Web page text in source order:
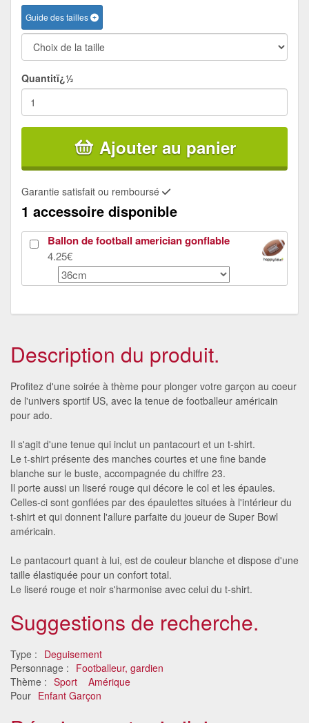
Guide des tailles
Quantitï¿½
Ajouter au panier
Garantie satisfait ou remboursé
1 accessoire disponible
Ballon de football americian gonflable
4.25€
Description du produit.
Profitez d'une soirée à thème pour plonger votre garçon au coeur
de l'univers sportif US, avec la tenue de footballeur américain
pour ado.
Il s'agit d'une tenue qui inclut un pantacourt et un t-shirt.
Le t-shirt présente des manches courtes et une fine bande
blanche sur le buste, accompagnée du chiffre 23.
Il porte aussi un liseré rouge qui décore le col et les épaules.
Celles-ci sont gonflées par des épaulettes situées à l'intérieur du
t-shirt et qui donnent l'allure parfaite du joueur de Super Bowl
américain.
Le pantacourt quant à lui, est de couleur blanche et dispose d'une
taille élastiquée pour un confort total.
Le liseré rouge et noir s'harmonise avec celui du t-shirt.
Suggestions de recherche.
Type : Deguisement
Personnage : Footballeur, gardien
Thème : Sport
Amérique
Pour Enfant Garçon